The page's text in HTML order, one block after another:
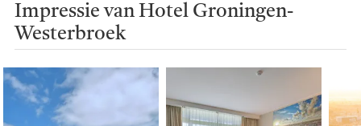
Impressie van Hotel Groningen-
Westerbroek